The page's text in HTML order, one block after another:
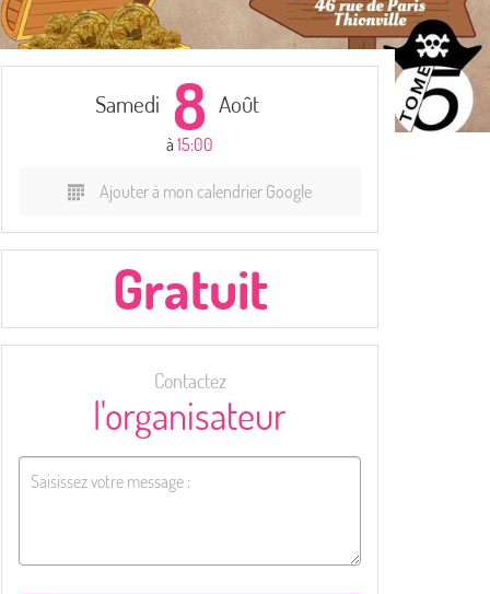
Samedi 8 Août
à 15:00
Ajouter à mon calendrier Google
Gratuit
Contactez
l'organisateur